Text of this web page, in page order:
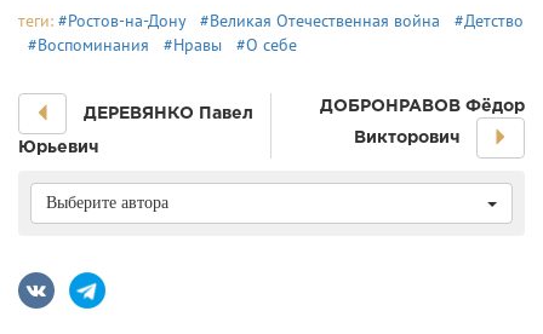
теги: #Ростов-на-Дону #Великая Отечественная война
#Детство
#Воспоминания
#Нравы #О себе
ДЕРЕВЯНКО Павел
Юрьевич
ДОБРОНРАВОВ Фёдор
Викторович
Выберите автора